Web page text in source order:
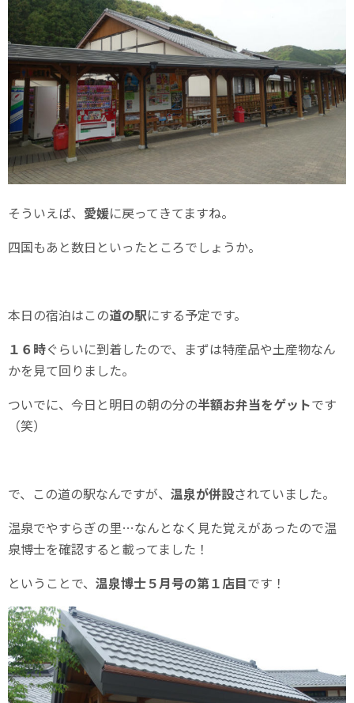
そういえば、 愛媛に戻ってきてますね。
四国もあと数日といったところでしょうか。
本日の宿泊はこの道の駅にする予定です。
１６時ぐらいに到着したので、まずは特産品や土産物なん
かを見て回りました。
ついでに、今日と明日の朝の分の半額お弁当をゲットです
（笑）
で、この道の駅なんですが、 温泉が併設されていました。
温泉でやすらぎの里…なんとなく見た覚えがあったので温
泉博士を確認すると載ってました！
ということで、 温泉博士５月号の第１店目です！